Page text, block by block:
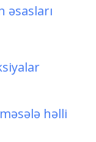
həlli